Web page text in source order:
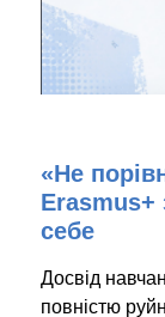
«Не
Erasmus+
себе
Досвід
повністю